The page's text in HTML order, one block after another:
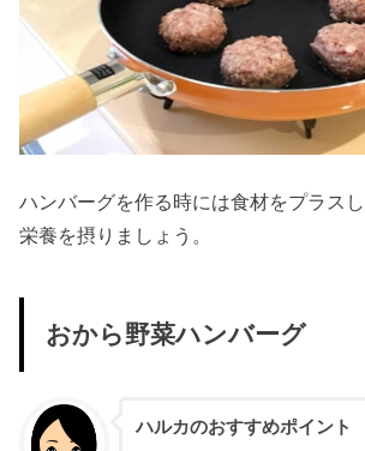
ハンバーグを作る時には食材をプラス
栄養を摂りましょう。
おから野菜ハンバーグ
ハルカのおすすめポイント